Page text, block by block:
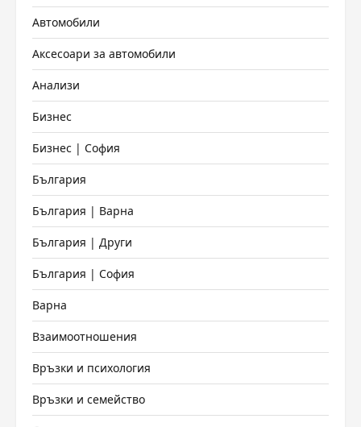
Автомобили
Аксесоари за автомобили
Анализи
Бизнес
Бизнес | София
България
България | Варна
България | Други
България | София
Варна
Взаимоотношения
Връзки и психология
Връзки и семейство